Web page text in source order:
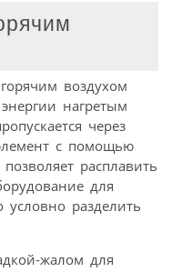
воздухом
нагретым
через
с помощью
расплавить
для
разделить
жалом для